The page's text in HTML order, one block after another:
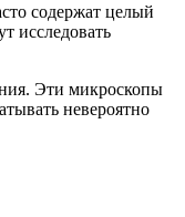
содержат целый
исследовать
Эти микроскопы
невероятно